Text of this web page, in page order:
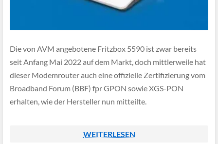
Die von AVM angebotene Fritzbox 5590 ist zwar bereits
seit Anfang Mai 2022 auf dem Markt, doch mittlerweile hat
dieser Modemrouter auch eine offizielle Zertifizierung vom
Broadband Forum (BBF) fpr GPON sowie XGS-PON
erhalten, wie der Hersteller nun mitteilte.
WEITERLESEN